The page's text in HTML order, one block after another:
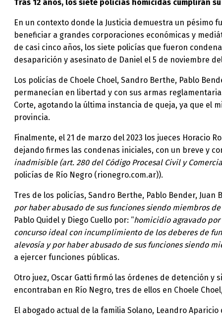
Tras 12 años, los siete policías homicidas cumplirán
En un contexto donde la Justicia demuestra un pésimo
beneficiar a grandes corporaciones económicas y
de casi cinco años, los siete policías que fueron
desaparición y asesinato de Daniel el 5 de noviembre
Los policías de Choele Choel, Sandro Berthe, Pablo
permanecían en libertad y con sus armas
Corte, agotando la última instancia de queja, ya que el
provincia.
Finalmente, el 21 de marzo del 2023 los jueces Horacio
dejando firmes las condenas iniciales, con un breve y
inadmisible (art. 280 del Código Procesal Civil y
policías de Río Negro (rionegro.com.ar)).
Tres de los policías, Sandro Berthe, Pablo Bender,
por haber abusado de sus funciones siendo miembros
Pablo Quidel y Diego Cuello por: “homicidio agravado
concurso ideal con incumplimiento de los deberes de
alevosía y por haber abusado de sus funciones siendo
a ejercer funciones públicas.
Otro juez, Oscar Gatti firmó las órdenes de detención y
encontraban en Río Negro, tres de ellos en Choele
El abogado actual de la familia Solano, Leandro